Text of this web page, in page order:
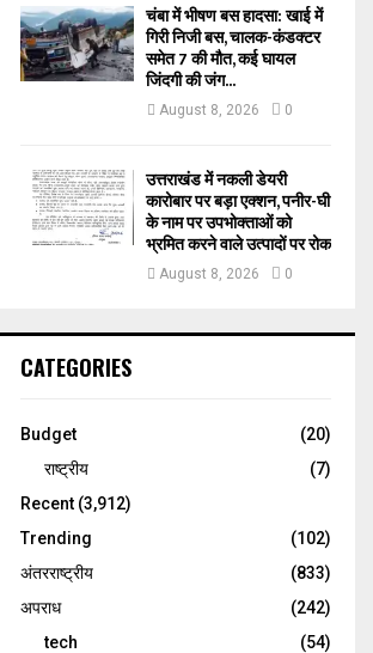
चंबा में भीषण बस हादसा: खाई में
गिरी निजी बस, चालक-कंडक्टर
समेत 7 की मौत, कई घायल
जिंदगी की जंग...
August 8, 2026 0
उत्तराखंड में नकली डेयरी
कारोबार पर बड़ा एक्शन, पनीर-घी
के नाम पर उपभोक्ताओं को
भ्रमित करने वाले उत्पादों पर रोक
August 8, 2026 0
CATEGORIES
Budget
(20)
राष्ट्रीय
(7)
Recent (3,912)
Trending
(102)
अंतरराष्ट्रीय
(833)
अपराध
(242)
tech
(54)